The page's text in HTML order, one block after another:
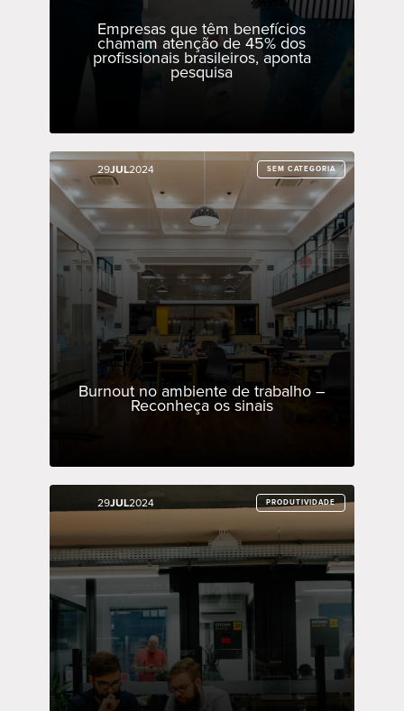
Empresas que têm benefícios
chamam atenção de 45% dos
profissionais brasileiros, aponta
pesquisa
29JUL2024 SEM CATEGORIA
Burnout no ambiente de trabalho –
Reconheça os sinais
29JUL2024 SEM CATEGORIA
29JUL2024 PRODUTIVIDADE
29JUL2024 PRODUTIVIDADE